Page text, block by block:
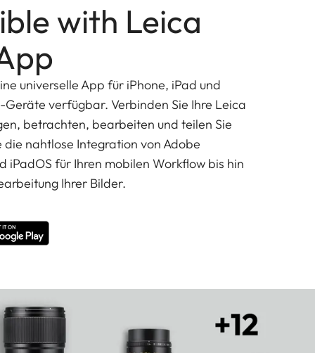
with Leica
universelle App für iPhone, iPad und
verfügbar. Verbinden Sie Ihre Leica
betrachten, bearbeiten und teilen Sie
die nahtlose Integration von Adobe
iPadOS für Ihren mobilen Workflow bis hin
Ihrer Bilder.